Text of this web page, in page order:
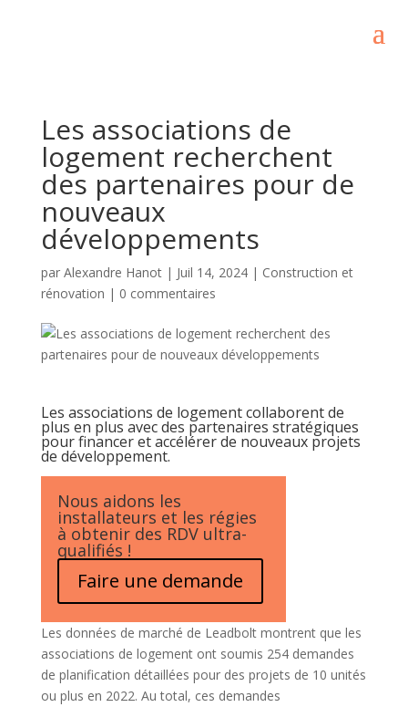
Les associations de
logement recherchent
des partenaires pour de
nouveaux
développements
par Alexandre Hanot| Juil 14, 2024| Construction et
rénovation | 0 commentaires
Les associations de logement collaborent de
plus en plus avec des partenaires stratégiques
pour financer et accélérer de nouveaux projets
de développement.
Nous aidons les
installateurs et les régies
à obtenir des RDV ultra-
qualifiés !
Faire une demande
Les données de marché de Leadbolt montrent que les
associations de logement ont soumis 254 demandes
de planification détaillées pour des projets de 10 unités
ou plus en 2022. Au total, ces demandes